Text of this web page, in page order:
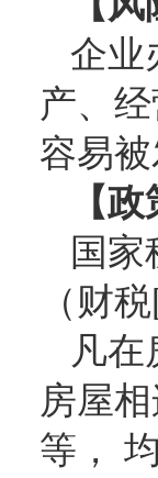
企业
产、
容易
【
国
（财
凡
房屋
等，